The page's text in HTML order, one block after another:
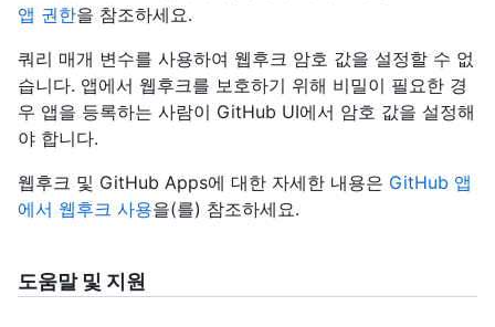
앱 권한을 참조하세요.
쿼리 매개 변수를 사용하여 웹후크 암호 값을 설정할 수 없
습니다. 앱에서 웹후크를 보호하기 위해 비밀이 필요한 경
우 앱을 등록하는 사람이 GitHub UI에서 암호 값을 설정해
야 합니다.
웹후크 및 GitHub Apps에 대한 자세한 내용은 GitHub 앱
에서 웹후크 사용을(를) 참조하세요.
도움말 및 지원